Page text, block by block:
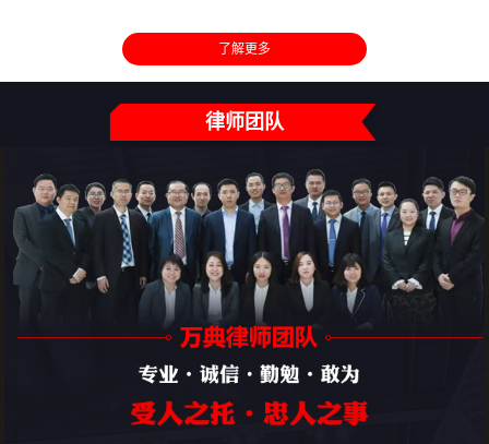
了解更多
律师团队